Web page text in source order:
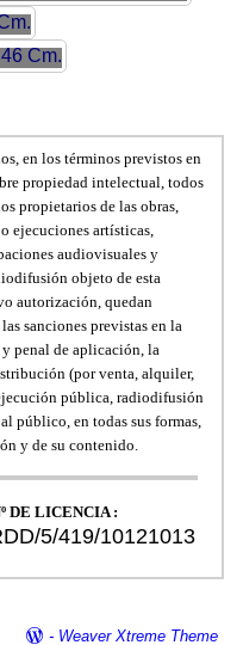
en los términos previstos en
propiedad intelectual, todos
propietarios de las obras,
ejecuciones artísticas,
audiovisuales y
objeto de esta
autorización, quedan
sanciones previstas en la
penal de aplicación, la
(por venta, alquiler,
pública, radiodifusión
público, en todas sus formas,
y de su contenido.
DE LICENCIA :
5/419/10121013
- Weaver Xtreme Theme